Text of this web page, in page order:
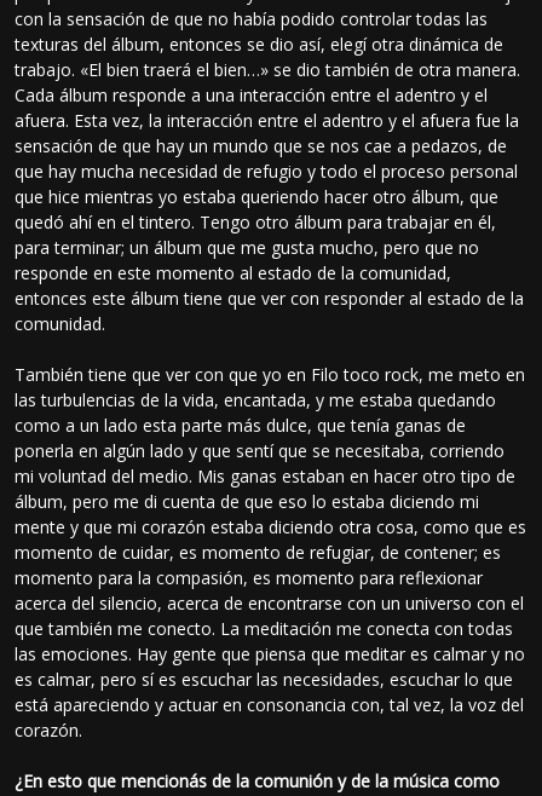
con la sensación de que no había podido controlar todas las
texturas del álbum, entonces se dio así, elegí otra dinámica de
trabajo. «El bien traerá el bien…» se dio también de otra manera.
Cada álbum responde a una interacción entre el adentro y el
afuera. Esta vez, la interacción entre el adentro y el afuera fue la
sensación de que hay un mundo que se nos cae a pedazos, de
que hay mucha necesidad de refugio y todo el proceso personal
que hice mientras yo estaba queriendo hacer otro álbum, que
quedó ahí en el tintero. Tengo otro álbum para trabajar en él,
para terminar; un álbum que me gusta mucho, pero que no
responde en este momento al estado de la comunidad,
entonces este álbum tiene que ver con responder al estado de la
comunidad.
También tiene que ver con que yo en Filo toco rock, me meto en
las turbulencias de la vida, encantada, y me estaba quedando
como a un lado esta parte más dulce, que tenía ganas de
ponerla en algún lado y que sentí que se necesitaba, corriendo
mi voluntad del medio. Mis ganas estaban en hacer otro tipo de
álbum, pero me di cuenta de que eso lo estaba diciendo mi
mente y que mi corazón estaba diciendo otra cosa, como que es
momento de cuidar, es momento de refugiar, de contener; es
momento para la compasión, es momento para reflexionar
acerca del silencio, acerca de encontrarse con un universo con el
que también me conecto. La meditación me conecta con todas
las emociones. Hay gente que piensa que meditar es calmar y no
es calmar, pero sí es escuchar las necesidades, escuchar lo que
está apareciendo y actuar en consonancia con, tal vez, la voz del
corazón.
¿En esto que mencionás de la comunión y de la música como